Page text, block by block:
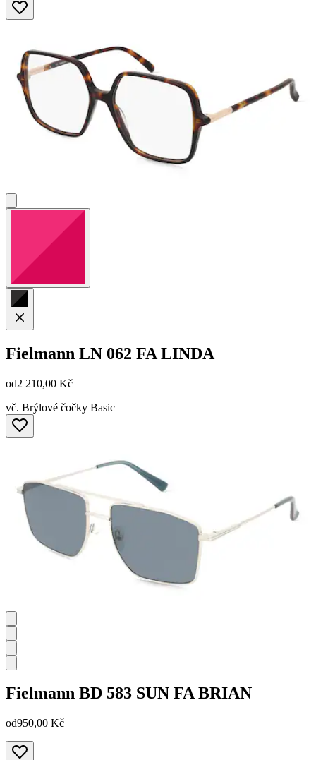
Fielmann LN 062 FA LINDA
od2 210,00 Kč
vč. Brýlové čočky Basic
Fielmann BD 583 SUN FA BRIAN
od950,00 Kč